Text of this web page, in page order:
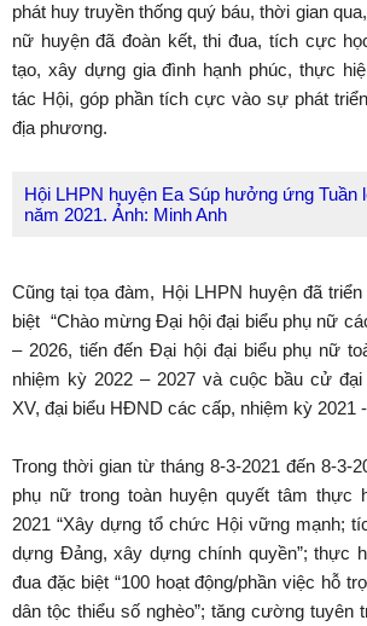
phát huy truyền thống quý báu, thời gian
nữ huyện đã đoàn kết, thi đua, tích cực
tạo, xây dựng gia đình hạnh phúc, thực
tác Hội, góp phần tích cực vào sự phát
địa phương.
Hội LHPN huyện Ea Súp hưởng ứng Tuần
năm 2021. Ảnh: Minh Anh
Cũng tại tọa đàm, Hội LHPN huyện đã
biệt “Chào mừng Đại hội đại biểu phụ nữ
– 2026, tiến đến Đại hội đại biểu phụ nữ
nhiệm kỳ 2022 – 2027 và cuộc bầu cử
XV, đại biểu HĐND các cấp, nhiệm kỳ 2021 -
Trong thời gian từ tháng 8-3-2021 đến 8-3-
phụ nữ trong toàn huyện quyết tâm thực
2021 “Xây dựng tổ chức Hội vững mạnh;
dựng Đảng, xây dựng chính quyền”; thực
đua đặc biệt “100 hoạt động/phần việc hỗ
dân tộc thiểu số nghèo”; tăng cường tuyên